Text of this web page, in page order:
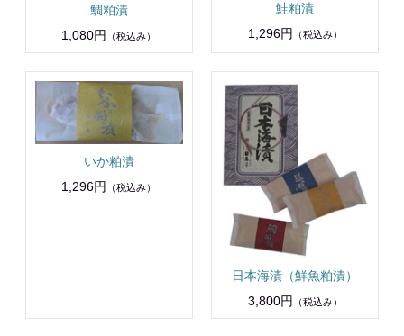
鯛粕漬
1,080円
（税込み）
鮭粕漬
1,296円
（税込み）
いか粕漬
1,296円
（税込み）
日本海漬（鮮魚粕漬）
3,800円
（税込み）